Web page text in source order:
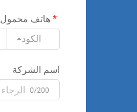
هاتف محمول
الكود
اسم الشركة
0/200